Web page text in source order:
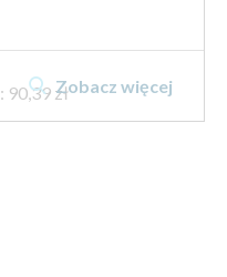
: 90,39 złZobacz więcej